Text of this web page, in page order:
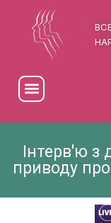
Інтерв'ю
приводу